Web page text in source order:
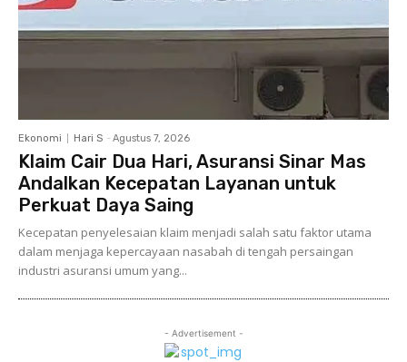
Ekonomi Hari S - Agustus 7, 2026
Klaim Cair Dua Hari, Asuransi Sinar Mas
Andalkan Kecepatan Layanan untuk
Perkuat Daya Saing
Kecepatan penyelesaian klaim menjadi salah satu faktor utama
dalam menjaga kepercayaan nasabah di tengah persaingan
industri asuransi umum yang...
- Advertisement -